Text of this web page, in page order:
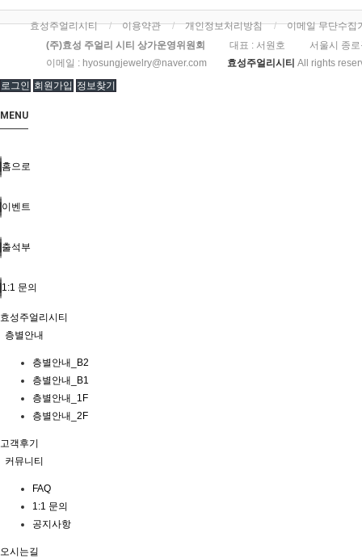
효성주얼리시티 이용약관 개인정보처리방침 이메일 무단수집
(주)효성 주얼리 시티 상가운영위원회
대표 : 서원호 서울시 종
이메일 : hyosungjewelry@naver.com 효성주얼리시티 All rights
로그인 회원가입 정보찾기
MENU
홈으로
이벤트
출석부
1:1 문의
효성주얼리시티
층별안내
층별안내_B2
층별안내_B1
층별안내_1F
층별안내_2F
고객후기
커뮤니티
FAQ
1:1 문의
공지사항
오시는길